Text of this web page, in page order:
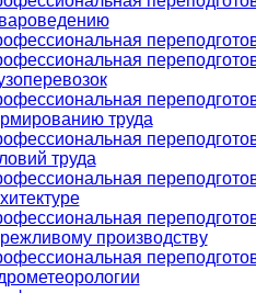
труда
труда
производству